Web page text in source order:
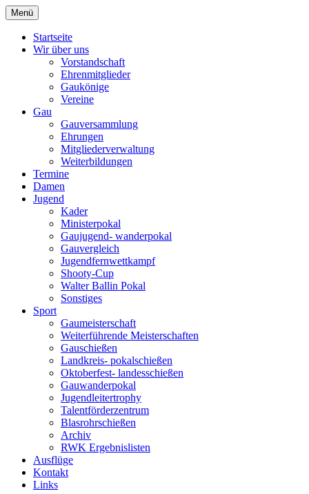
Zum
Inhalt
springen
Schützengau Simbach
Menü
Startseite
Wir über uns
Vorstandschaft
Ehrenmitglieder
Gaukönige
Vereine
Gau
Gauversammlung
Ehrungen
Mitgliederverwaltung
Weiterbildungen
Termine
Damen
Jugend
Kader
Ministerpokal
Gaujugend- wanderpokal
Gauvergleich
Jugendfernwettkampf
Shooty-Cup
Walter Ballin Pokal
Sonstiges
Sport
Gaumeisterschaft
Weiterführende Meisterschaften
Gauschießen
Landkreis- pokalschießen
Oktoberfest- landesschießen
Gauwanderpokal
Jugendleitertrophy
Talentförderzentrum
Blasrohrschießen
Archiv
RWK Ergebnislisten
Ausflüge
Kontakt
Links